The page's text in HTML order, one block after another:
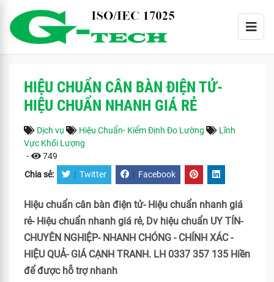
HIỆU CHUẨN CÂN BÀN ĐIỆN TỬ-
HIỆU CHUẨN NHANH GIÁ RẺ
Dịch vụ Hiệu Chuẩn- Kiểm Định Đo Lường
Lĩnh
Vực Khối Lượng
-
749
Chia sẻ: | Twitter | Facebook
Hiệu chuẩn cân bàn điện tử- Hiệu chuẩn nhanh giá
rẻ- Hiệu chuẩn nhanh giá rẻ, Dv hiệu chuẩn UY TÍN-
CHUYÊN NGHIỆP- NHANH CHÓNG - CHÍNH XÁC -
HIỆU QUẢ- GIÁ CẠNH TRANH. LH 0337 357 135 Hiền
để được hỗ trợ nhanh